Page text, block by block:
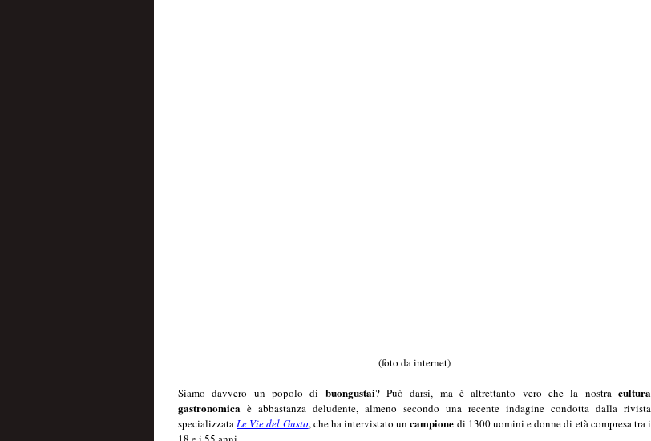
(foto da internet)
Siamo davvero un popolo di buongustai? Può darsi, ma è altrettanto vero che la nostracultura
gastronomica è abbastanza deludente, almeno secondo una recente indagine condotta dalla rivista
specializzata Le Vie del Gusto, che ha intervistato uncampione di 1300 uomini e donne di età compresa tra i